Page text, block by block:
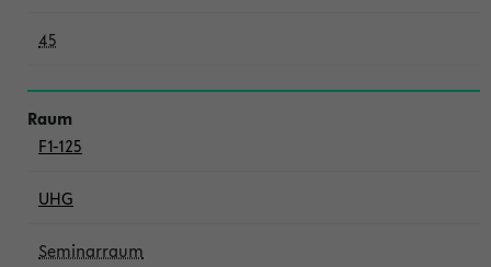
45
F1-125
UHG
Seminarraum